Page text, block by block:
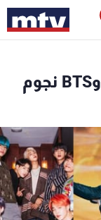
جاستن بيبر وشاكيرا ومادونا وBTS نجوم